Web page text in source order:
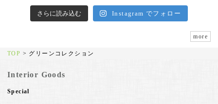
さらに読み込む Instagram でフォロー
more
TOP > グリーンコレクション
Interior Goods
Special